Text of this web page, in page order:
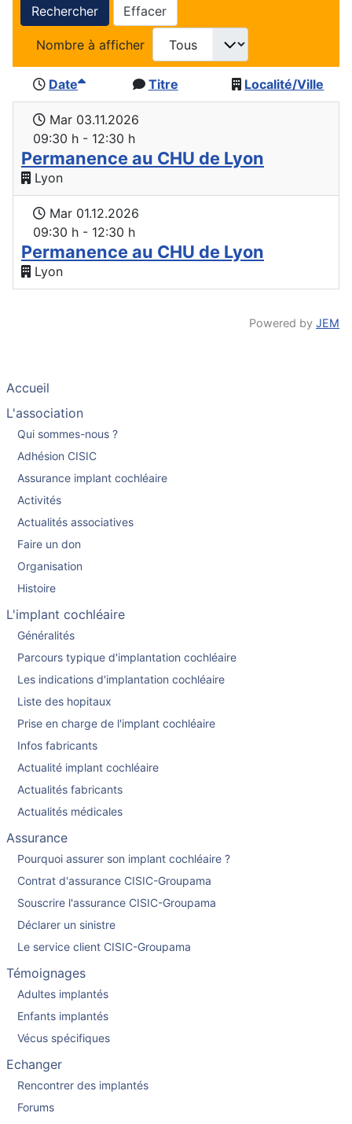
Rechercher Effacer
Nombre à afficher
Date Titre Localité/Ville
Mar 03.11.2026
09:30 h - 12:30 h
Permanence au CHU de Lyon
Lyon
Mar 01.12.2026
09:30 h - 12:30 h
Permanence au CHU de Lyon
Lyon
Powered by JEM
Accueil
L'association
Qui sommes-nous ?
Adhésion CISIC
Assurance implant cochléaire
Activités
Actualités associatives
Faire un don
Organisation
Histoire
L'implant cochléaire
Généralités
Parcours typique d'implantation cochléaire
Les indications d'implantation cochléaire
Liste des hopitaux
Prise en charge de l'implant cochléaire
Infos fabricants
Actualité implant cochléaire
Actualités fabricants
Actualités médicales
Assurance
Pourquoi assurer son implant cochléaire ?
Contrat d'assurance CISIC-Groupama
Souscrire l'assurance CISIC-Groupama
Déclarer un sinistre
Le service client CISIC-Groupama
Témoignages
Adultes implantés
Enfants implantés
Vécus spécifiques
Echanger
Rencontrer des implantés
Forums